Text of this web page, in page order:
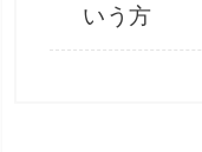
いう方